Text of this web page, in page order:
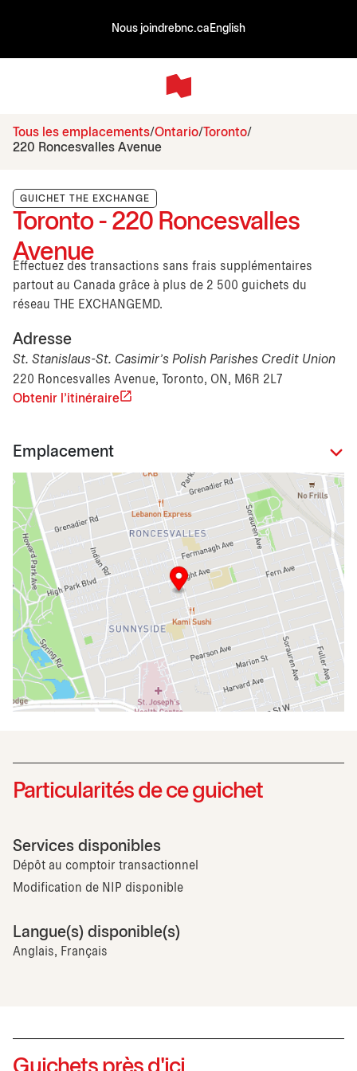
Nous joindrebnc.ca English
Tous les emplacements Ontario Toronto
220 Roncesvalles Avenue
GUICHET THE EXCHANGE
Toronto - 220 Roncesvalles
Avenue
Effectuez des transactions sans frais supplémentaires
partout au Canada grâce à plus de 2 500 guichets du
réseau THE EXCHANGEMD.
Adresse
St. Stanislaus-St. Casimir's Polish Parishes Credit Union
220 Roncesvalles Avenue, Toronto, ON, M6R 2L7
Obtenir l'itinéraire
Emplacement
Particularités de ce guichet
Services disponibles
Dépôt au comptoir transactionnel
Modification de NIP disponible
Langue(s) disponible(s)
Anglais, Français